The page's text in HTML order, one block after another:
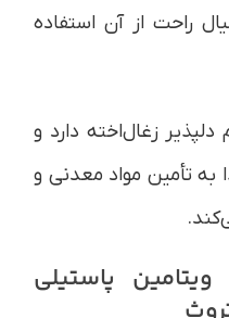
راحت از آن استفاده
طعم دلپذیر زغال‌اخته دارد و
با غذا به تأمین مواد معدنی و
پاستیلی